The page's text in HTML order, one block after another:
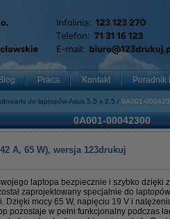
Blog Praca Kontakt Poradnik
do laptopów Asus 5.5 x 2.5 0A001-
0A001-00042300
A, 65 W), wersja 123drukuj
laptopa bezpiecznie i szybko
zaprojektowany specjalnie do
Dzięki mocy 65 W, napięciu 19 V i
pozostaje w pełni funkcjonalny podczas